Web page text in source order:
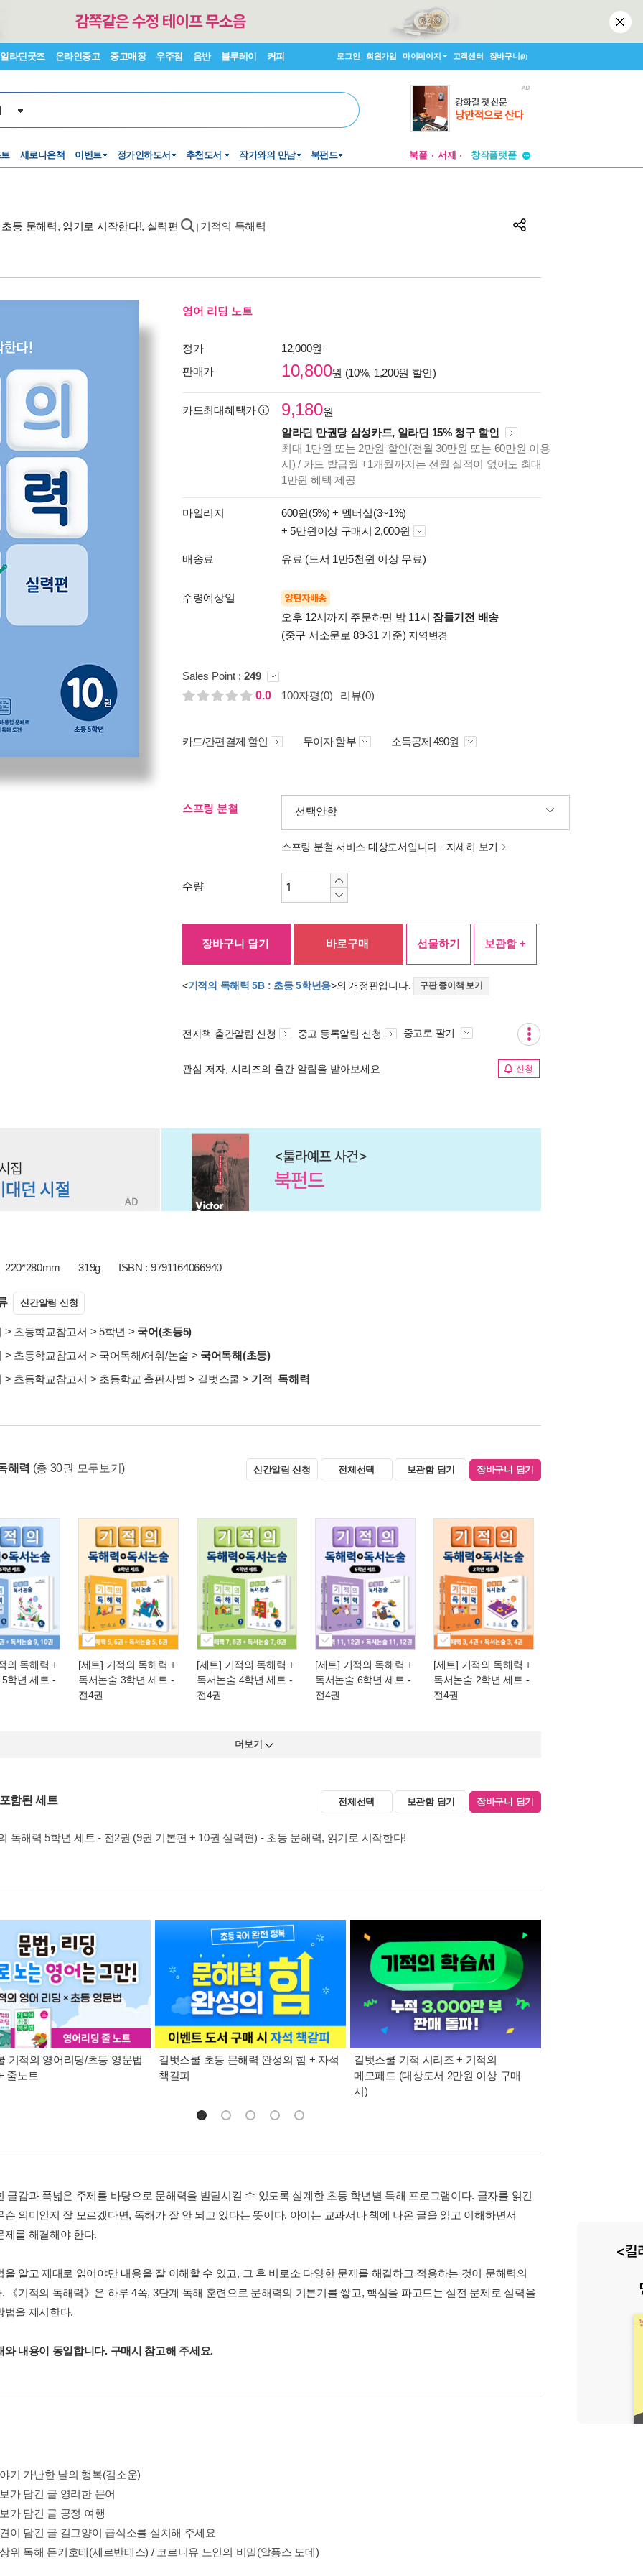
알라딘굿즈 온라인중고 중고매장 우주점 음반 블루레이 커피 로그인 회원가입 마이페이지 고객센터 장바구니(0)
새로나온책 이벤트 정가인하도서 추천도서 작가와의 만남 북펀드 북플 서재
창작플랫폼
투비컨티뉴드
초등 문해력, 읽기로 시작한다!, 실력편 기적의 독해력
영어 리딩 노트
정가
12,000원
판매가
10,800원 (10%, 1,200원 할인)
카드최대혜택가 9,180원
알라딘 만권당 삼성카드, 알라딘 15% 청구 할인
최대 1만원 또는 2만원 할인(전월 30만원 또는 60만원 이용
시) / 카드 발급월 +1개월까지는 전월 실적이 없어도 최대
1만원 혜택 제공
마일리지 600원(5%) + 멤버십(3~1%)
+ 5만원이상 구매시 2,000원
배송료 유료 (도서 1만5천원 이상 무료)
수령예상일 양탄자배송
오후 12시까지 주문하면 밤 11시 잠들기전 배송
(중구 서소문로 89-31 기준) 지역변경
Sales Point : 249
0.0
100자평(0) 리뷰(0)
카드/간편결제 할인 무이자 할부 소득공제 490원
스프링 분철 선택안함
스프링 분철 서비스 대상도서입니다. 자세히 보기
수량
장바구니 담기 바로구매 선물하기 보관함 +
<기적의 독해력 5B : 초등 5학년용>의 개정판입니다. 구판 종이책 보기
전자책 출간알림 신청 중고 등록알림 신청 중고로 팔기
관심 저자, 시리즈의 출간 알림을 받아보세요 신청
220*280mm 319g ISBN : 9791164066940
신간알림 신청
> 초등학교참고서 > 5학년 > 국어(초등5)
> 초등학교참고서 > 국어독해/어휘/논술 > 국어독해(초등)
> 초등학교참고서 > 초등학교 출판사별 > 길벗스쿨 > 기적_독해력
해력 (총 30권 모두보기) 신간알림 신청 전체선택 보관함 담기 장바구니 담기
의 독해력 +
학년 세트 -
[세트] 기적의 독해력 +
독서논술 3학년 세트 -
전4권
[세트] 기적의 독해력 +
독서논술 4학년 세트 -
전4권
[세트] 기적의 독해력 +
독서논술 6학년 세트 -
전4권
[세트] 기적의 독해력 +
독서논술 2학년 세트 -
전4권
더보기
함된 세트 전체선택 보관함 담기 장바구니 담기
독해력 5학년 세트 - 전2권 (9권 기본편 + 10권 실력편) - 초등 문해력, 읽기로 시작한다!
기적의 영어리딩/초등 영문법
줄노트
길벗스쿨 초등 문해력 완성의 힘 + 자석
책갈피
길벗스쿨 기적 시리즈 + 기적의
메모패드 (대상도서 2만원 이상 구매
시)
글감과 폭넓은 주제를 바탕으로 문해력을 발달시킬 수 있도록 설계한 초등 학년별 독해 프로그램이다. 글자를 읽긴
슨 의미인지 잘 모르겠다면, 독해가 잘 안 되고 있다는 뜻이다. 아이는 교과서나 책에 나온 글을 읽고 이해하면서
제를 해결해야 한다.
을 알고 제대로 읽어야만 내용을 잘 이해할 수 있고, 그 후 비로소 다양한 문제를 해결하고 적용하는 것이 문해력의
《기적의 독해력》은 하루 4쪽, 3단계 독해 훈련으로 문해력의 기본기를 쌓고, 핵심을 파고드는 실전 문제로 실력을
법을 제시한다.
와 내용이 동일합니다. 구매시 참고해 주세요.
기 가난한 날의 행복(김소운)
가 담긴 글 영리한 문어
가 담긴 글 공정 여행
이 담긴 글 길고양이 급식소를 설치해 주세요
위 독해 돈키호테(세르반테스) / 코르니유 노인의 비밀(알퐁스 도데)